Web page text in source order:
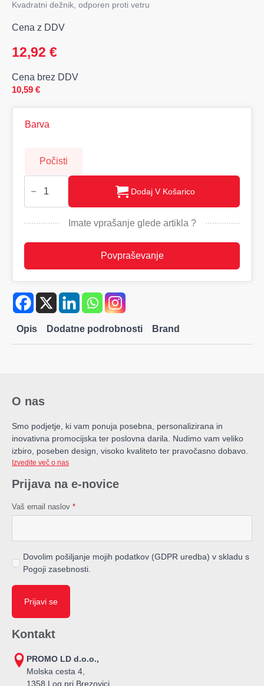
Kvadratni dežnik, odporen proti vetru
Cena z DDV
12,92 €
Cena brez DDV
10,59 €
Barva
Počisti
COLUMBUS
dežnik,
količina
Dodaj V Košarico
Imate vprašanje glede artikla ?
Povpraševanje
Opis Dodatne podrobnosti Brand
O nas
Smo podjetje, ki vam ponuja posebna, personalizirana in
inovativna promocijska ter poslovna darila. Nudimo vam veliko
izbiro, poseben design, visoko kvaliteto ter pravočasno dobavo.
Izvedite več o nas
Prijava na e-novice
Vaš email naslov *
Dovolim pošiljanje mojih podatkov (GDPR uredba) v skladu s
Pogoji zasebnosti.
Prijavi se
Kontakt
PROMO LD d.o.o.,
Molska cesta 4,
1358 Log pri Brezovici